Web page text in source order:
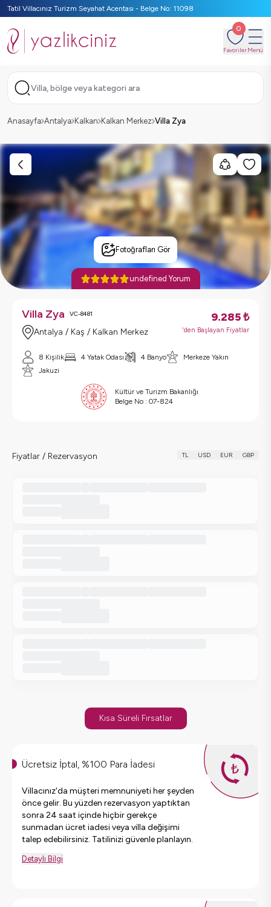
Tatil Villacınız Turizm Seyahat Acentası - Belge No: 11098
0
FavorilerMenü
Villa, bölge veya kategori ara
Anasayfa Antalya Kalkan Kalkan Merkez Villa Zya
Fotoğrafları Gör
undefined Yorum
Villa Zya VC-8481
Antalya / Kaş / Kalkan Merkez
9.285₺
'den Başlayan Fiyatlar
8 Kişilik 4 Yatak Odası 4 Banyo
Merkeze Yakın
Jakuzi
Kültür ve Turizm Bakanlığı
Belge No : 07-824
Fiyatlar / Rezervasyon TL USD EUR GBP
Kısa Süreli Fırsatlar
Ücretsiz İptal, %100 Para İadesi
Villacınız'da müşteri memnuniyeti her şeyden
önce gelir. Bu yüzden rezervasyon yaptıktan
sonra 24 saat içinde hiçbir gerekçe
sunmadan ücret iadesi veya villa değişimi
talep edebilirsiniz. Tatilinizi güvenle planlayın.
Detaylı Bilgi